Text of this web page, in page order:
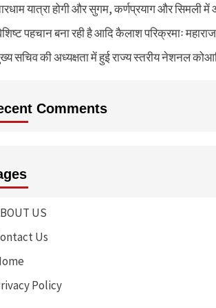
यात्रा होगी और सुगम, कर्णप्रयाग और सिमली
पहचान बना रही है आदि कैलाश परिक्रमाः महाराज
सचिव की अध्यक्षता में हुई राज्य स्तरीय नेशनल
Comments
US
Us
Policy